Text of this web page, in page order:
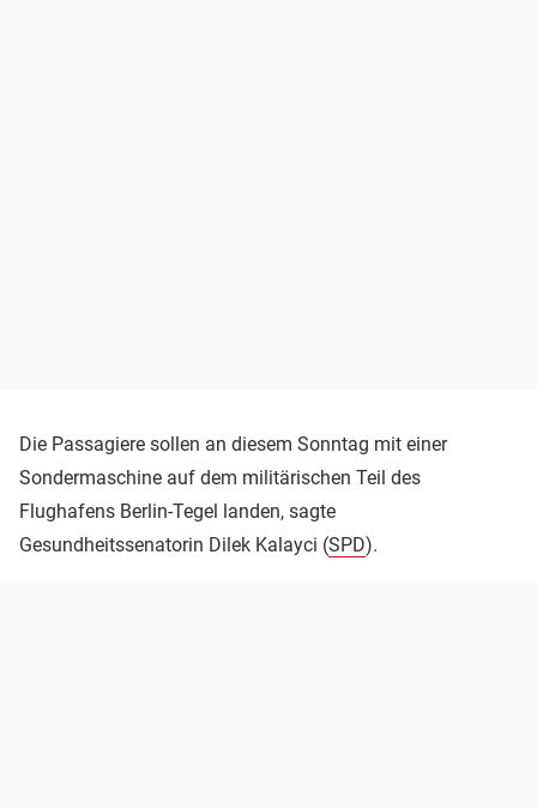
Die Passagiere sollen an diesem Sonntag mit einer
Sondermaschine auf dem militärischen Teil des
Flughafens Berlin-Tegel landen, sagte
Gesundheitssenatorin Dilek Kalayci (SPD).